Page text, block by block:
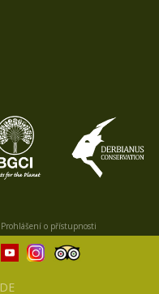
Prohlášení o přístupnosti
DE